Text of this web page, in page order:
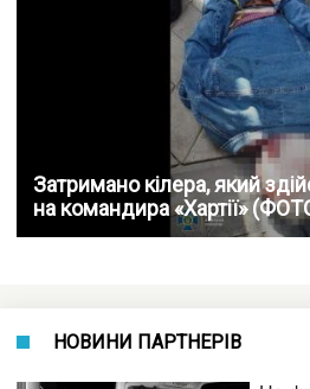
Затримано кілера, який
на командира «Хартії»
НОВИНИ ПАРТНЕРІВ